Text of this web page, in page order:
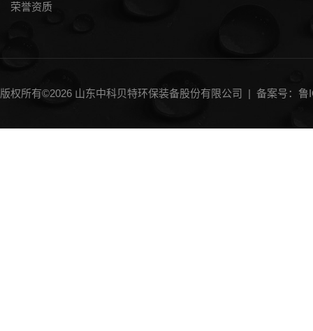
荣誉资质
版权所有©2026 山东中科贝特环保装备股份有限公司 | 备案号：鲁